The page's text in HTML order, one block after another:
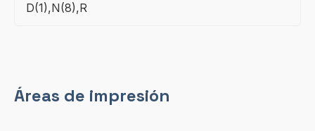
D(1),N(8),R
Áreas de impresión